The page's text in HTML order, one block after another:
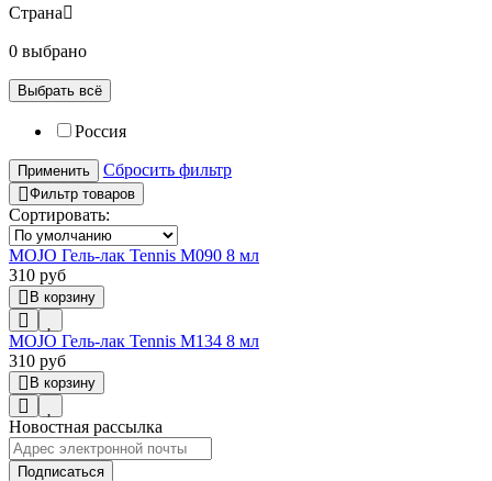
Страна
0 выбрано
Выбрать всё
Россия
Применить Сбросить фильтр
Фильтр товаров
Сортировать:
MOJO Гель-лак Tennis M090 8 мл
310 руб
В корзину
MOJO Гель-лак Tennis M134 8 мл
310 руб
В корзину
Новостная рассылка
Подписаться